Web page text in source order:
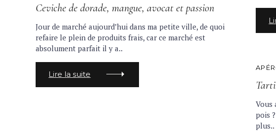
G
R
I
E
S
Ceviche de dorade, mangue, avocat et passion
Jour de marché aujourd’hui dans ma petite ville, de quoi
refaire le plein de produits frais, car ce marché est
absolument parfait il y a..
Lire la suite
C
T
E
O
R
I
E
Vous
pois
plus..